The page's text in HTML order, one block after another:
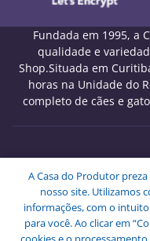
Fundada em 1995, a
qualidade e
Shop.Situada em
horas na Unidade do
completo de cães e
Endereço: Rua
Curitiba -
Copyright © Melo Pet
A Casa do Produtor
nosso site. Utilizamos
informações, com o
para você. Ao clicar em